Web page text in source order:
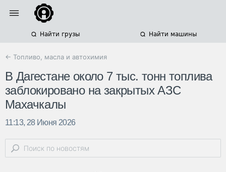
Найти грузы Найти машины
← Топливо, масла и автохимия
В Дагестане около 7 тыс. тонн топлива
заблокировано на закрытых АЗС
Махачкалы
11:13, 28 Июня 2026